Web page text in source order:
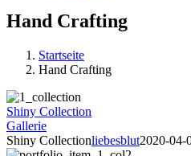
Hand Crafting
Startseite
Hand Crafting
Shiny Collection
Gallerie
Shiny Collectionliebesblut2020-04-